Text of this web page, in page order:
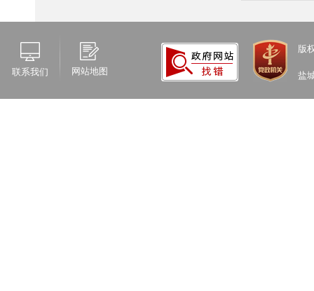
联系我们 网站地图
版
盐